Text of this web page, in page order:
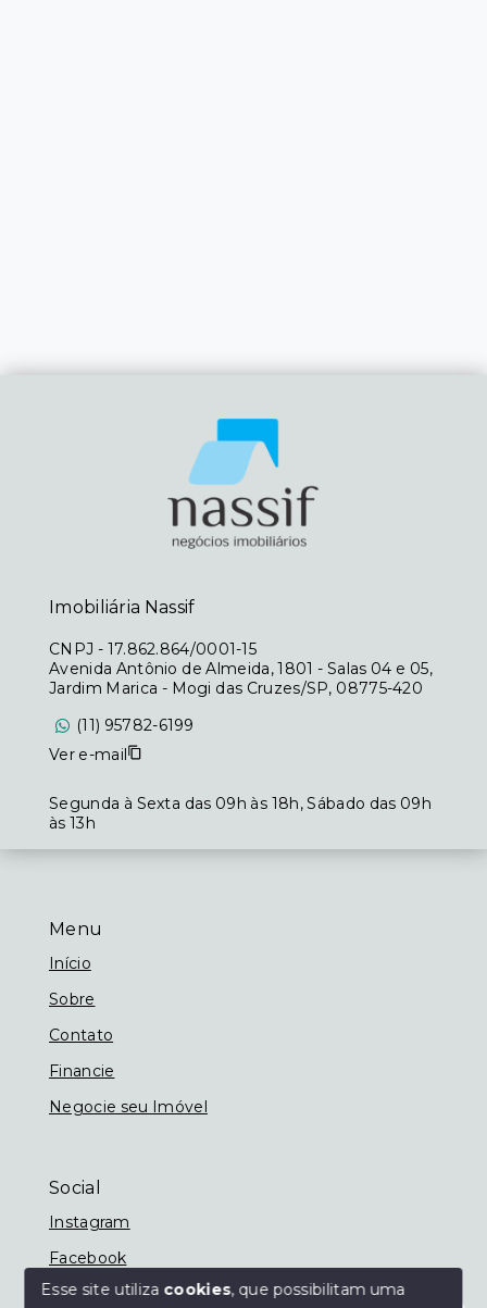
Menu
Início
Sobre
Contato
Financie
Negocie seu Imóvel
Social
Instagram
Facebook
Imobiliária Nassif
CNPJ - 17.862.864/0001-15
Avenida Antônio de Almeida, 1801 - Salas 04 e 05,
Jardim Marica - Mogi das Cruzes/SP, 08775-420
(11) 95782-6199
Ver e-mail
Segunda à Sexta das 09h às 18h, Sábado das 09h
às 13h
Esse site utiliza cookies, que possibilitam uma